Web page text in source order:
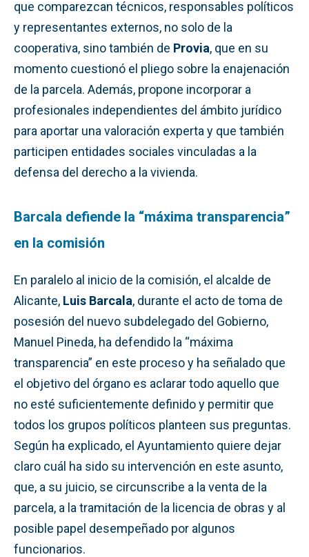
que comparezcan técnicos, responsables políticos
y representantes externos, no solo de la
cooperativa, sino también de Provia, que en su
momento cuestionó el pliego sobre la enajenación
de la parcela. Además, propone incorporar a
profesionales independientes del ámbito jurídico
para aportar una valoración experta y que también
participen entidades sociales vinculadas a la
defensa del derecho a la vivienda.
Barcala defiende la “máxima transparencia”
en la comisión
En paralelo al inicio de la comisión, el alcalde de
Alicante, Luis Barcala, durante el acto de toma de
posesión del nuevo subdelegado del Gobierno,
Manuel Pineda, ha defendido la “máxima
transparencia” en este proceso y ha señalado que
el objetivo del órgano es aclarar todo aquello que
no esté suficientemente definido y permitir que
todos los grupos políticos planteen sus preguntas.
Según ha explicado, el Ayuntamiento quiere dejar
claro cuál ha sido su intervención en este asunto,
que, a su juicio, se circunscribe a la venta de la
parcela, a la tramitación de la licencia de obras y al
posible papel desempeñado por algunos
funcionarios.